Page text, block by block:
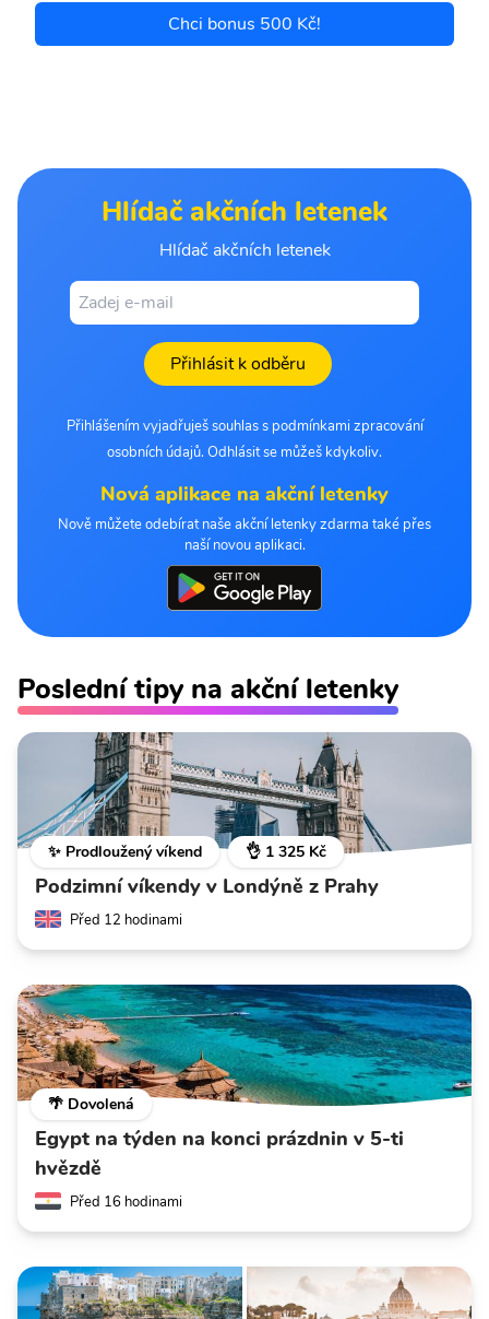
Chci bonus 500 Kč!
Hlídač akčních letenek
Hlídač akčních letenek
Přihlásit k odběru
Přihlášením vyjadřuješ souhlas s podmínkami zpracování
osobních údajů. Odhlásit se můžeš kdykoliv.
Nová aplikace na akční letenky
Nově můžete odebírat naše akční letenky zdarma také přes
naší novou aplikaci.
Poslední tipy na akční letenky
✨ Prodloužený víkend 👌 1 325 Kč
Podzimní víkendy v Londýně z Prahy
Před 12 hodinami
🌴 Dovolená
Egypt na týden na konci prázdnin v 5-ti
hvězdě
Před 16 hodinami